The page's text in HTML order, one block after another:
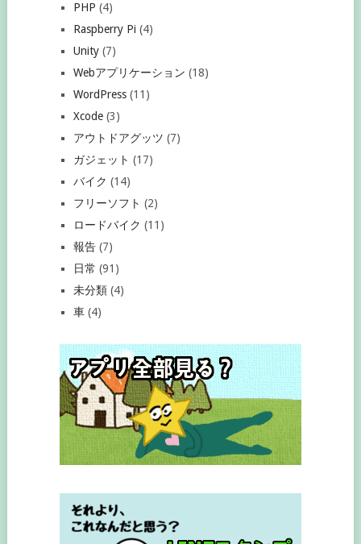
PHP (4)
Raspberry Pi (4)
Unity(7)
Webアプリケーション (18)
WordPress(11)
Xcode(3)
アウトドアグッツ (7)
ガジェット (17)
バイク (14)
フリーソフト (2)
ロードバイク (11)
報告(7)
日常 (91)
未分類(4)
車(4)